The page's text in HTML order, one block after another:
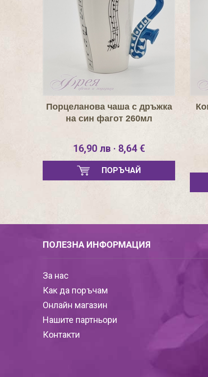
Порцеланова чаша с дръжка
на син фагот 260мл
16,90 лв · 8,64 €
ПОРЪЧАЙ
ПОЛЕЗНА ИНФОРМАЦИЯ
За нас
Как да поръчам
Онлайн магазин
Нашите партньори
Контакти